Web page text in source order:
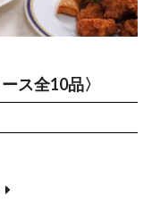
ス全10品〉